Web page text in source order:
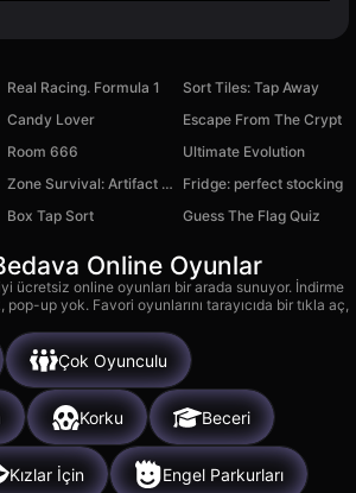
Real Racing. Formula 1
Sort Tiles: Tap Away
Candy Lover
Escape From The Crypt
Room 666
Ultimate Evolution
Zone Survival: Artifact Hunt
Fridge: perfect stocking
Box Tap Sort Guess The Flag Quiz
Online Oyunlar
ücretsiz online oyunları bir arada sunuyor. İndirme
up yok. Favori oyunlarını tarayıcıda bir tıkla aç,
Çok Oyunculu
Korku Beceri
Kızlar İçin Engel Parkurları